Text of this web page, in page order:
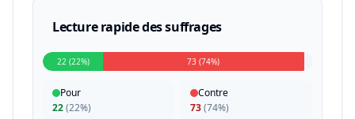
Lecture rapide des suffrages
22 (22%) 73 (74%)
Pour
22(22%)
Contre
73(74%)